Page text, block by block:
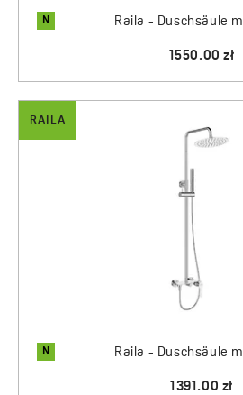
N Raila - Duschsäule
1550.00 zł
RAILA
N Raila - Duschsäule
1391.00 zł